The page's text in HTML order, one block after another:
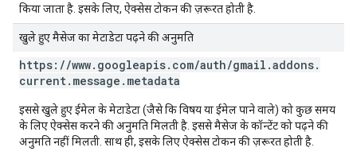
किया जाता है. इसके लिए, ऐक्सेस टोकन की ज़रूरत होती है.
खुले हुए मैसेज का मेटाडेटा पढ़ने की अनुमति
https: //www. googleapis. com/auth/gmail .addons.
current. message . metadata
इससे खुले हुए ईमेल के मेटाडेटा (जैसे कि विषय या ईमेल पाने वाले) को कुछ समय
के लिए ऐक्सेस करने की अनुमति मिलती है. इससे मैसेज के कॉन्टेंट को पढ़ने की
अनुमति नहीं मिलती. साथ ही, इसके लिए ऐक्सेस टोकन की ज़रूरत होती है.